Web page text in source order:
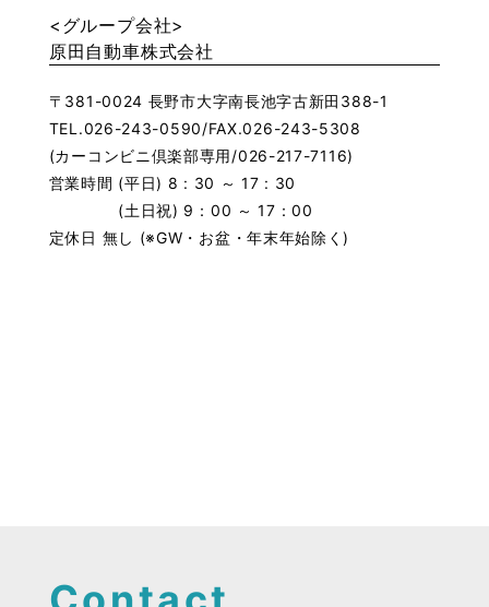
<グループ会社>
原田自動車株式会社
〒381-0024 長野市大字南長池字古新田388-1
TEL.026-243-0590/FAX.026-243-5308
(カーコンビニ倶楽部専用/026-217-7116)
営業時間 (平日) 8 : 30 ～ 17 : 30
(土日祝) 9：00 ～ 17：00
定休日 無し (※GW・お盆・年末年始除く)